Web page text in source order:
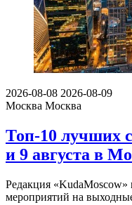
2026-08-08 2026-08-09
Москва Москва
Топ-10 лучших
и 9 августа в
Редакция «KudaMoscow»
мероприятий на